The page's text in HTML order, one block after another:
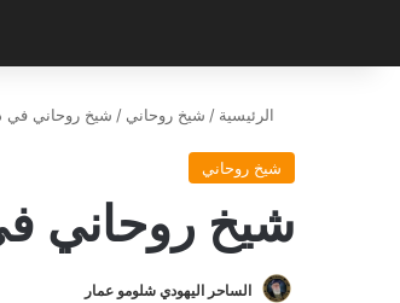
الرئيسية / شيخ روحاني / شيخ روحاني
شيخ روحاني
شيخ روحاني
الساحر اليهودي شلومو عمار